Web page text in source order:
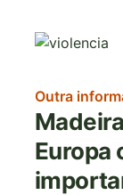
Imagem
Outra
Europa